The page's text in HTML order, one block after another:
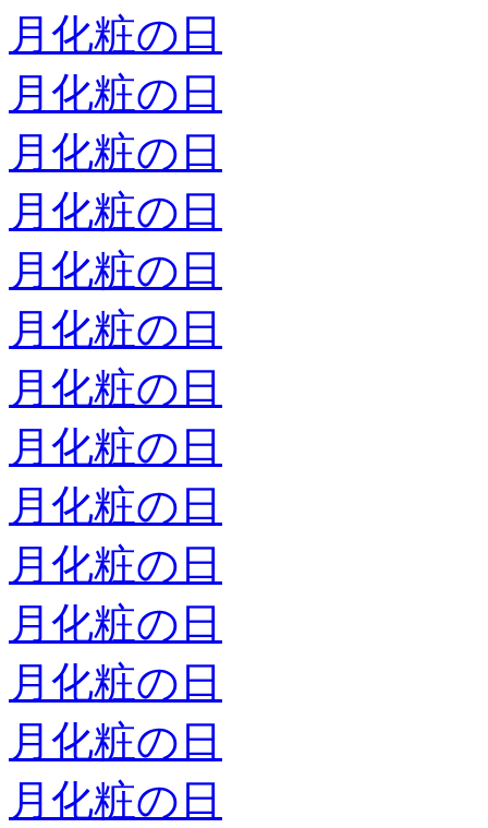
月化粧の日
月化粧の日
月化粧の日
月化粧の日
月化粧の日
月化粧の日
月化粧の日
月化粧の日
月化粧の日
月化粧の日
月化粧の日
月化粧の日
月化粧の日
月化粧の日